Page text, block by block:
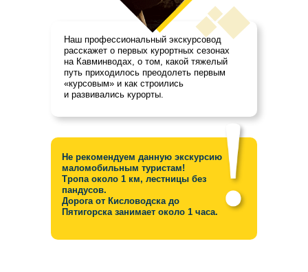
Не рекомендуем данную экскурсию
маломобильным туристам!
Тропа около 1 км, лестницы без
пандусов.
Дорога от Кисловодска до
Пятигорска занимает около 1 часа.
Наш профессиональный экскурсовод
расскажет о первых курортных сезонах
на Кавминводах, о том, какой тяжелый
путь приходилось преодолеть первым
«курсовым» и как строились
и развивались курорты.